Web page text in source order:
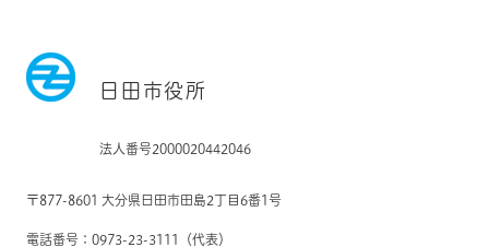
日田市役所
法人番号2000020442046
〒877-8601 大分県日田市田島2丁目6番1号
電話番号：0973-23-3111（代表）